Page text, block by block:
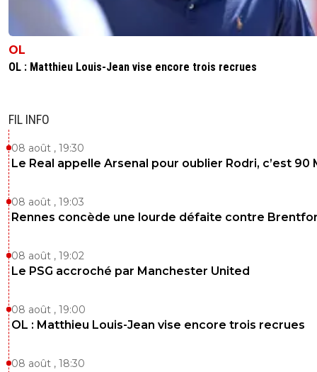
OL
OL : Matthieu Louis-Jean vise encore trois recrues
FIL INFO
08 août , 19:30
Le Real appelle Arsenal pour oublier Rodri, c’est 90
08 août , 19:03
Rennes concède une lourde défaite contre
08 août , 19:02
Le PSG accroché par Manchester United
08 août , 19:00
OL : Matthieu Louis-Jean vise encore trois recrues
08 août , 18:30